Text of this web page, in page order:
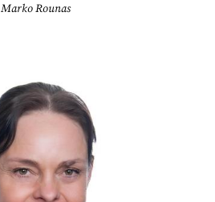
Marko Rounas